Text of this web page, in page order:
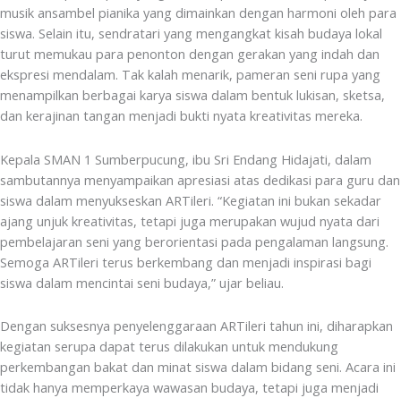
musik ansambel pianika yang dimainkan dengan harmoni oleh para
siswa. Selain itu, sendratari yang mengangkat kisah budaya lokal
turut memukau para penonton dengan gerakan yang indah dan
ekspresi mendalam. Tak kalah menarik, pameran seni rupa yang
menampilkan berbagai karya siswa dalam bentuk lukisan, sketsa,
dan kerajinan tangan menjadi bukti nyata kreativitas mereka.
Kepala SMAN 1 Sumberpucung, ibu Sri Endang Hidajati, dalam
sambutannya menyampaikan apresiasi atas dedikasi para guru dan
siswa dalam menyukseskan ARTileri. “Kegiatan ini bukan sekadar
ajang unjuk kreativitas, tetapi juga merupakan wujud nyata dari
pembelajaran seni yang berorientasi pada pengalaman langsung.
Semoga ARTileri terus berkembang dan menjadi inspirasi bagi
siswa dalam mencintai seni budaya,” ujar beliau.
Dengan suksesnya penyelenggaraan ARTileri tahun ini, diharapkan
kegiatan serupa dapat terus dilakukan untuk mendukung
perkembangan bakat dan minat siswa dalam bidang seni. Acara ini
tidak hanya memperkaya wawasan budaya, tetapi juga menjadi